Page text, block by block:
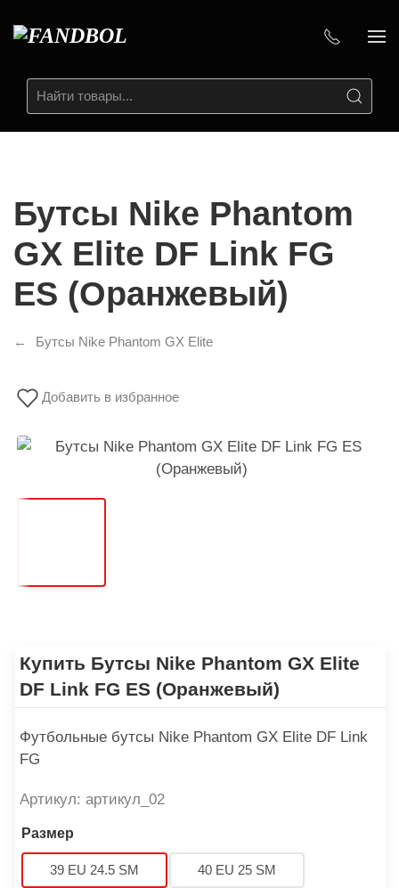
Бутсы Nike Phantom
GX Elite DF Link FG
ES (Оранжевый)
Бутсы Nike Phantom GX Elite
Добавить в избранное
Купить Бутсы Nike Phantom GX Elite
DF Link FG ES (Оранжевый)
Футбольные бутсы Nike Phantom GX Elite DF Link
FG
Артикул: артикул_02
Размер
39 EU 24.5 SM 40 EU 25 SM